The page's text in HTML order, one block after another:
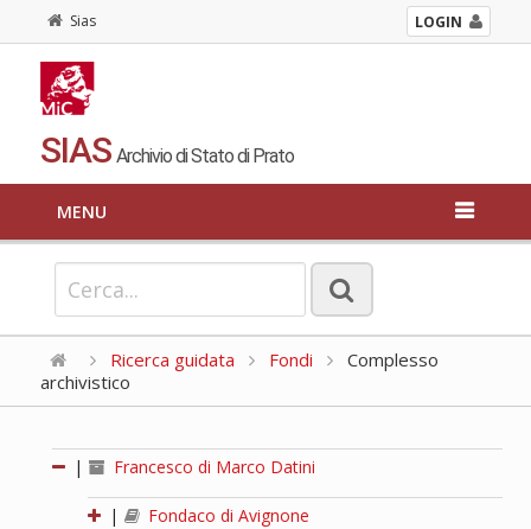
Sias LOGIN
SIAS Archivio di Stato di Prato
MENU
Ricerca guidata Fondi
Complesso
archivistico
| Francesco di Marco Datini
|
Fondaco di Avignone